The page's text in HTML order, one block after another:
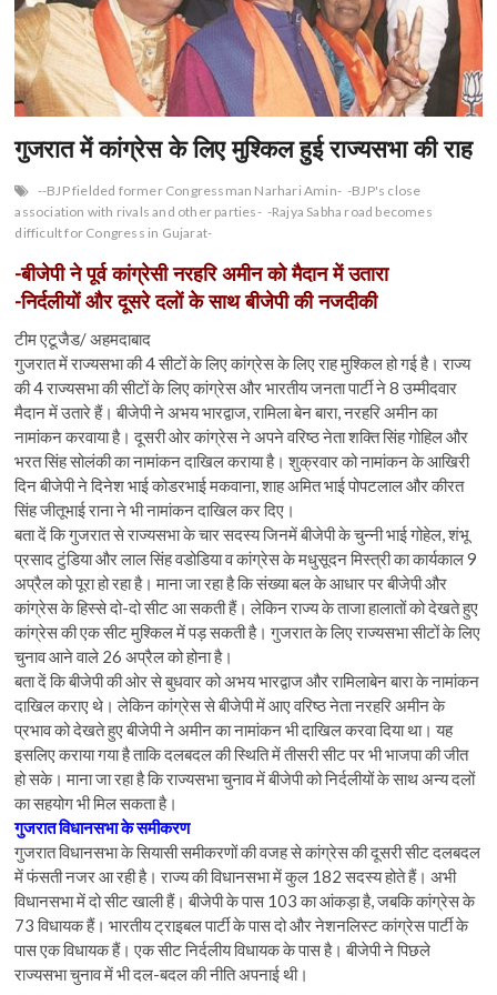
गुजरात में कांग्रेस के लिए मुश्किल हुई राज्यसभा की राह
--BJP fielded former Congressman Narhari Amin- -BJP's close
association with rivals and other parties- -Rajya Sabha road becomes
difficult for Congress in Gujarat-
-बीजेपी ने पूर्व कांग्रेसी नरहरि अमीन को मैदान में उतारा
-निर्दलीयों और दूसरे दलों के साथ बीजेपी की नजदीकी
टीम एटूजैड/ अहमदाबाद
गुजरात में राज्यसभा की 4 सीटों के लिए कांग्रेस के लिए राह मुश्किल हो गई है। राज्य
की 4 राज्यसभा की सीटों के लिए कांग्रेस और भारतीय जनता पार्टी ने 8 उम्मीदवार
मैदान में उतारे हैं। बीजेपी ने अभय भारद्वाज, रामिला बेन बारा, नरहरि अमीन का
नामांकन करवाया है। दूसरी ओर कांग्रेस ने अपने वरिष्ठ नेता शक्ति सिंह गोहिल और
भरत सिंह सोलंकी का नामांकन दाखिल कराया है। शुक्रवार को नामांकन के आखिरी
दिन बीजेपी ने दिनेश भाई कोडरभाई मकवाना, शाह अमित भाई पोपटलाल और कीरत
सिंह जीतूभाई राना ने भी नामांकन दाखिल कर दिए।
बता दें कि गुजरात से राज्यसभा के चार सदस्य जिनमें बीजेपी के चुन्नी भाई गोहेल, शंभू
प्रसाद टुंडिया और लाल सिंह वडोडिया व कांग्रेस के मधुसूदन मिस्त्री का कार्यकाल 9
अप्रैल को पूरा हो रहा है। माना जा रहा है कि संख्या बल के आधार पर बीजेपी और
कांग्रेस के हिस्से दो-दो सीट आ सकती हैं। लेकिन राज्य के ताजा हालातों को देखते हुए
कांग्रेस की एक सीट मुश्किल में पड़ सकती है। गुजरात के लिए राज्यसभा सीटों के लिए
चुनाव आने वाले 26 अप्रैल को होना है।
बता दें कि बीजेपी की ओर से बुधवार को अभय भारद्वाज और रामिलाबेन बारा के नामांकन
दाखिल कराए थे। लेकिन कांग्रेस से बीजेपी में आए वरिष्ठ नेता नरहरि अमीन के
प्रभाव को देखते हुए बीजेपी ने अमीन का नामांकन भी दाखिल करवा दिया था। यह
इसलिए कराया गया है ताकि दलबदल की स्थिति में तीसरी सीट पर भी भाजपा की जीत
हो सके। माना जा रहा है कि राज्यसभा चुनाव में बीजेपी को निर्दलीयों के साथ अन्य दलों
का सहयोग भी मिल सकता है।
गुजरात विधानसभा के समीकरण
गुजरात विधानसभा के सियासी समीकरणों की वजह से कांग्रेस की दूसरी सीट दलबदल
में फंसती नजर आ रही है। राज्य की विधानसभा में कुल 182 सदस्य होते हैं। अभी
विधानसभा में दो सीट खाली हैं। बीजेपी के पास 103 का आंकड़ा है, जबकि कांग्रेस के
73 विधायक हैं। भारतीय ट्राइबल पार्टी के पास दो और नेशनलिस्ट कांग्रेस पार्टी के
पास एक विधायक हैं। एक सीट निर्दलीय विधायक के पास है। बीजेपी ने पिछले
राज्यसभा चुनाव में भी दल-बदल की नीति अपनाई थी।